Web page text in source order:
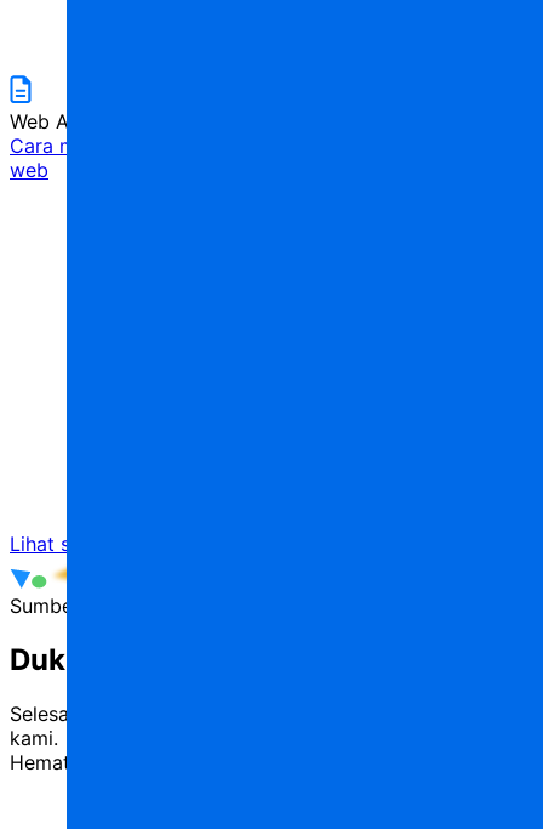
Web Applications
Cara melakukan navigasi dengan parameter di aplikasi
web
Lihat semua
Sumber daya
Dukungan pelanggan kelas atas
Selesaikan masalah apa pun dengan bantuan para ahli
kami.
Hemat waktu dan fokus membangun aplikasi Anda.